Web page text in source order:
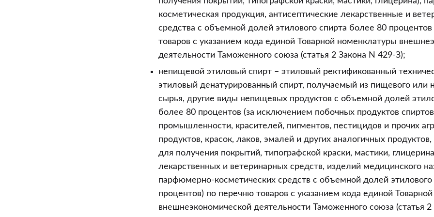
косметическая продукция, антисептические лекарственные и
средства с объемной долей этилового спирта более 80
товаров с указанием кода единой Товарной номенклатуры
деятельности Таможенного союза (статья 2 Закона N 429-З);
непищевой этиловый спирт – этиловый ректификованный
этиловый денатурированный спирт, получаемый из пищевого или
сырья, другие виды непищевых продуктов с объемной долей
более 80 процентов (за исключением побочных продуктов
промышленности, красителей, пигментов, пестицидов и прочих
продуктов, красок, лаков, эмалей и других аналогичных
для получения покрытий, типографской краски, мастики,
лекарственных и ветеринарных средств, изделий медицинского
парфюмерно-косметических средств с объемной долей
процентов) по перечню товаров с указанием кода единой
внешнеэкономической деятельности Таможенного союза (статья